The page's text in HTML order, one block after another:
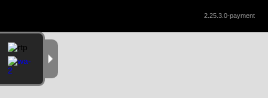
2.25.3.0-payment